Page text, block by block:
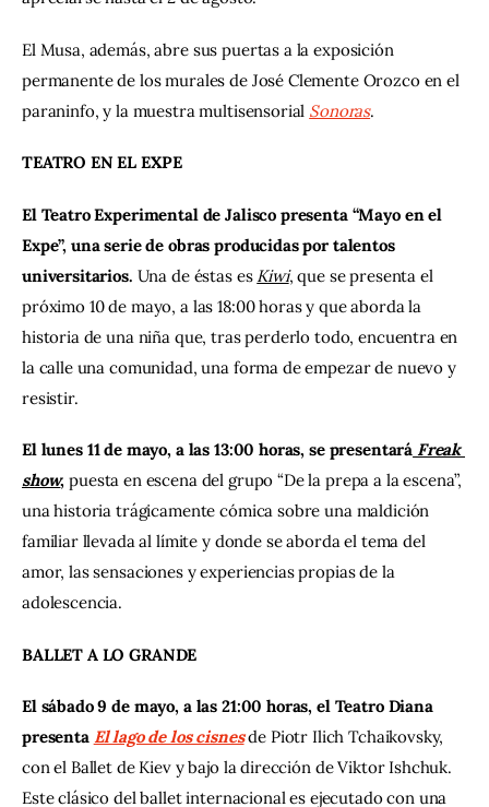
El Musa, además, abre sus puertas a la exposición
permanente de los murales de José Clemente Orozco en el
paraninfo, y la muestra multisensorial Sonoras.
TEATRO EN EL EXPE
El Teatro Experimental de Jalisco presenta “Mayo en el
Expe”, una serie de obras producidas por talentos
universitarios. Una de éstas es Kiwi, que se presenta el
próximo 10 de mayo, a las 18:00 horas y que aborda la
historia de una niña que, tras perderlo todo, encuentra en
la calle una comunidad, una forma de empezar de nuevo y
resistir.
El lunes 11 de mayo, a las 13:00 horas, se presentará Freak
show, puesta en escena del grupo “De la prepa a la escena”,
una historia trágicamente cómica sobre una maldición
familiar llevada al límite y donde se aborda el tema del
amor, las sensaciones y experiencias propias de la
adolescencia.
BALLET A LO GRANDE
El sábado 9 de mayo, a las 21:00 horas, el Teatro Diana
presenta El lago de los cisnes de Piotr Ilich Tchaikovsky,
con el Ballet de Kiev y bajo la dirección de Viktor Ishchuk.
Este clásico del ballet internacional es ejecutado con una